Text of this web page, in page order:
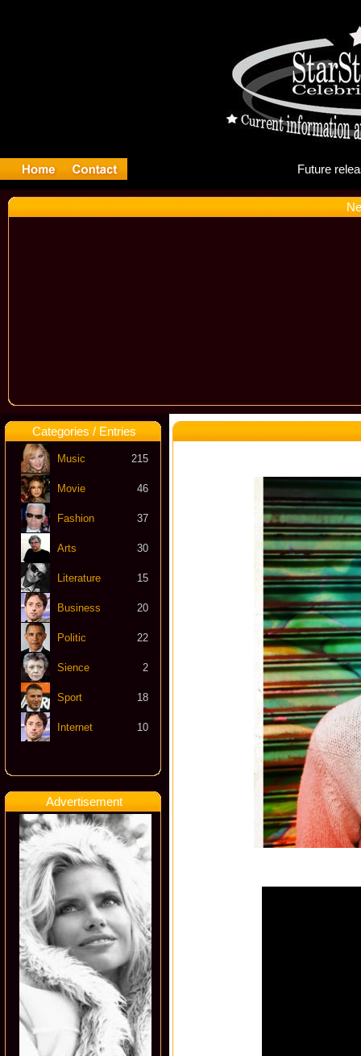
Categories / Entries
Music 215
Movie 46
Fashion 37
Arts 30
Literature 15
Business 20
Politic 22
Sience 2
Sport 18
Internet 10
Advertisement